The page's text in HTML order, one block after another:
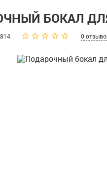
БОКАЛ
0